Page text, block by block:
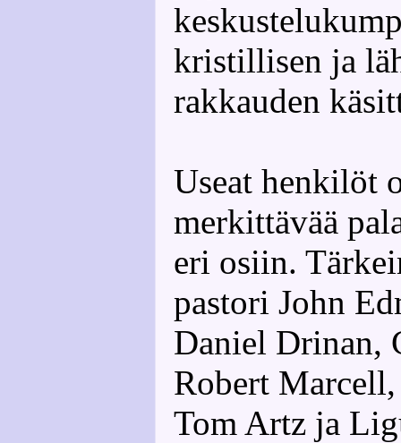
kristillisen ja
rakkauden
Useat henkilöt
merkittävää
eri osiin.
pastori John
Daniel Drinan,
Robert
Tom Artz ja